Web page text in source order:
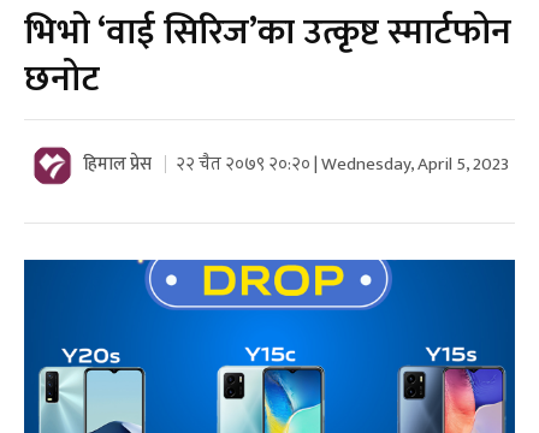
भिभो ‘वाई सिरिज’का उत्कृष्ट स्मार्टफोन
छनोट
हिमाल प्रेस २२ चैत २०७९ २०:२० | Wednesday, April 5, 2023